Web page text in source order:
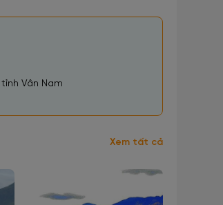
Vân Nam
Xem tất cả